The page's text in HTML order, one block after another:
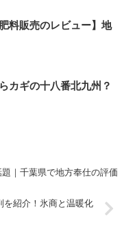
料販売のレビュー】地
カギの十八番北九州？
｜千葉県で地方奉仕の評価
を紹介！氷商と温暖化